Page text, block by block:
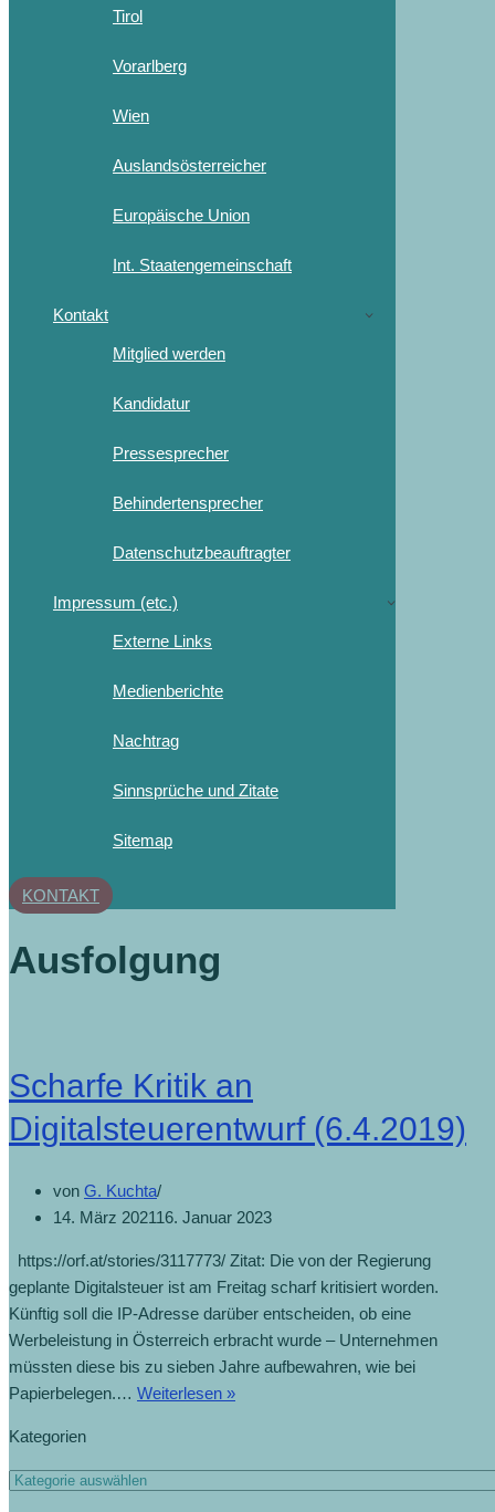
Tirol
Vorarlberg
Wien
Auslandsösterreicher
Europäische Union
Int. Staatengemeinschaft
Kontakt
Mitglied werden
Kandidatur
Pressesprecher
Behindertensprecher
Datenschutzbeauftragter
Impressum (etc.)
Externe Links
Medienberichte
Nachtrag
Sinnsprüche und Zitate
Sitemap
KONTAKT
Ausfolgung
Scharfe Kritik an
Digitalsteuerentwurf (6.4.2019)
von G. Kuchta
14. März 202116. Januar 2023
https://orf.at/stories/3117773/ Zitat: Die von der Regierung
geplante Digitalsteuer ist am Freitag scharf kritisiert worden.
Künftig soll die IP-Adresse darüber entscheiden, ob eine
Werbeleistung in Österreich erbracht wurde – Unternehmen
müssten diese bis zu sieben Jahre aufbewahren, wie bei
Papierbelegen.… Weiterlesen »
Kategorien